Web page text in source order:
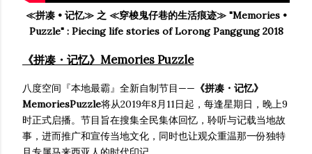
≪拼凑 • 记忆≫ 之 ≪穿梭鬼仔巷的生活痕迹≫ "Memories •
Puzzle" : Piecing life stories of Lorong Panggung 2018
《拼凑・记忆》Memories Puzzle
八度空间『本地最霸』全新自制节目—— 《拼凑・记忆》
MemoriesPuzzle将从2019年8月11日起，每逢星期日，晚上9
时正式启播。节目旨在搜集全民集体回忆，聆听与记载当地故
事，进而推广和宣传当地文化，同时也让观众重温那一份独特